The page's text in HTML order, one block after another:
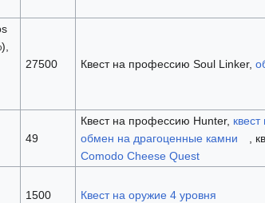
27500 Квест на профессию Soul Linker,
49
Квест на профессию Hunter,
обмен на драгоценные камни
,
Comodo Cheese Quest
1500 Квест на оружие 4 уровня